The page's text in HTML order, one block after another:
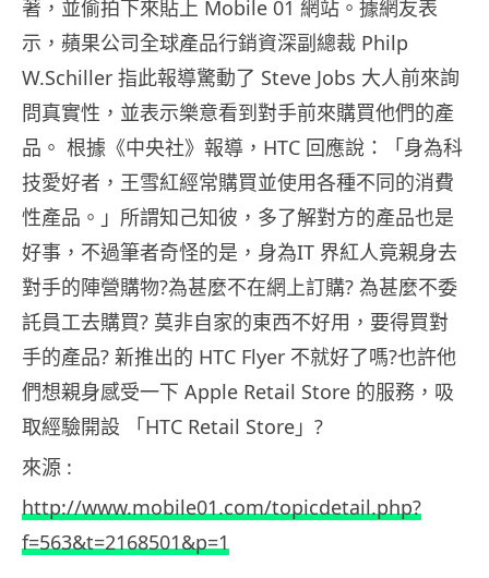
著，並偷拍下來貼上 Mobile 01 網站。據網友表
示，蘋果公司全球產品行銷資深副總裁 Philp
W.Schiller 指此報導驚動了 Steve Jobs 大人前來詢
問真實性，並表示樂意看到對手前來購買他們的產
品。 根據《中央社》報導，HTC 回應說：「身為科
技愛好者，王雪紅經常購買並使用各種不同的消費
性產品。」所謂知己知彼，多了解對方的產品也是
好事，不過筆者奇怪的是，身為IT 界紅人竟親身去
對手的陣營購物?為甚麼不在網上訂購? 為甚麼不委
託員工去購買? 莫非自家的東西不好用，要得買對
手的產品? 新推出的 HTC Flyer 不就好了嗎?也許他
們想親身感受一下 Apple Retail Store 的服務，吸
取經驗開設 「HTC Retail Store」?
來源 :
http://www.mobile01.com/topicdetail.php?
f=563&t=2168501&p=1